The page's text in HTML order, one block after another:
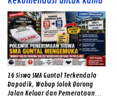
16 Siswa SMA Guntal Terkendala
Dapodik, Wabup Solok Dorong
Jalan Keluar dan Pemerataan